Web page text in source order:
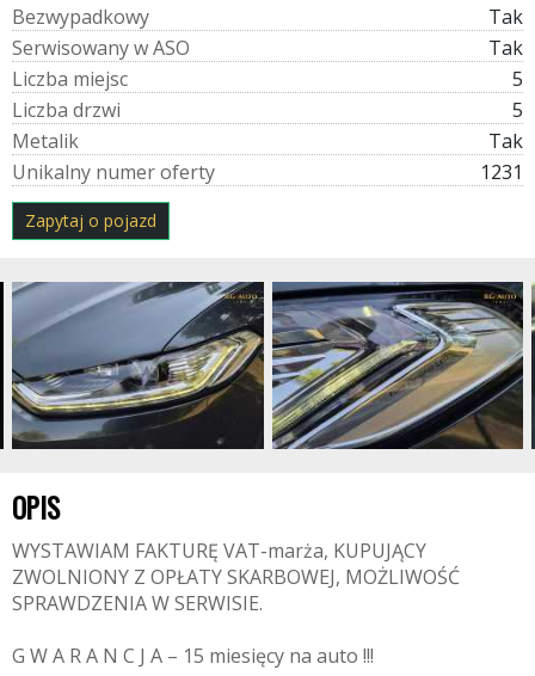
Bezwypadkowy
Tak
SerwisowanywASO
Tak
Liczba miejsc
5
Liczba drzwi
5
Metalik
Tak
Unikalny numeroferty 1231
Zapytaj o pojazd
OPIS
WYSTAWIAM FAKTURĘ VAT-marża, KUPUJĄCY
ZWOLNIONY Z OPŁATY SKARBOWEJ, MOŻLIWOŚĆ
SPRAWDZENIA W SERWISIE.
G W A R A N C J A – 15 miesięcy na auto !!!